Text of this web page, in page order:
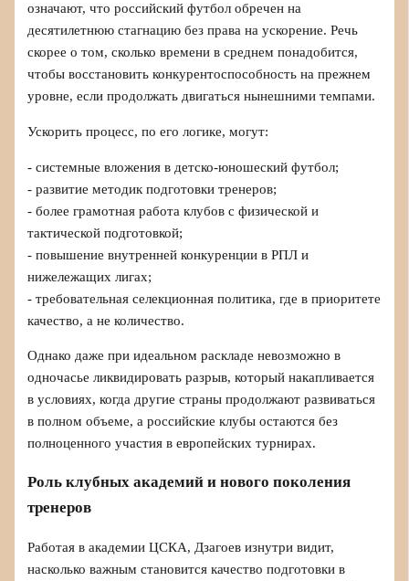
означают, что российский футбол обречен на
десятилетнюю стагнацию без права на ускорение. Речь
скорее о том, сколько времени в среднем понадобится,
чтобы восстановить конкурентоспособность на прежнем
уровне, если продолжать двигаться нынешними темпами.
Ускорить процесс, по его логике, могут:
- системные вложения в детско‑юношеский футбол;
- развитие методик подготовки тренеров;
- более грамотная работа клубов с физической и
тактической подготовкой;
- повышение внутренней конкуренции в РПЛ и
нижележащих лигах;
- требовательная селекционная политика, где в приоритете
качество, а не количество.
Однако даже при идеальном раскладе невозможно в
одночасье ликвидировать разрыв, который накапливается
в условиях, когда другие страны продолжают развиваться
в полном объеме, а российские клубы остаются без
полноценного участия в европейских турнирах.
Роль клубных академий и нового поколения
тренеров
Работая в академии ЦСКА, Дзагоев изнутри видит,
насколько важным становится качество подготовки в